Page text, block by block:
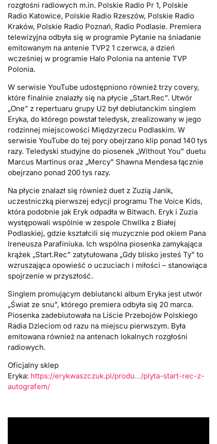
rozgłośni radiowych m.in. Polskie Radio Pr 1, Polskie
Radio Katowice, Polskie Radio Rzeszów, Polskie Radio
Kraków, Polskie Radio Poznań, Radio Podlasie. Premiera
telewizyjna odbyła się w programie Pytanie na śniadanie
emitowanym na antenie TVP2 1 czerwca, a dzień
wcześniej w programie Halo Polonia na antenie TVP
Polonia.
W serwisie YouTube udostępniono również trzy covery,
które finalnie znalazły się na płycie „Start.Rec”. Utwór
„One” z repertuaru grupy U2 był debiutanckim singlem
Eryka, do którego powstał teledysk, zrealizowany w jego
rodzinnej miejscowości Międzyrzecu Podlaskim. W
serwisie YouTube do tej pory obejrzano klip ponad 140 tys
razy. Teledyski studyjne do piosenek „Without You” duetu
Marcus Martinus oraz „Mercy” Shawna Mendesa łącznie
obejrzano ponad 200 tys razy.
Na płycie znalazł się również duet z Zuzią Janik,
uczestniczką pierwszej edycji programu The Voice Kids,
która podobnie jak Eryk odpadła w Bitwach. Eryk i Zuzia
występowali wspólnie w zespole Chwilka z Białej
Podlaskiej, gdzie kształcili się muzycznie pod okiem Pana
Ireneusza Parafiniuka. Ich wspólna piosenka zamykająca
krążek „Start.Rec” zatytułowana „Gdy blisko jesteś Ty” to
wzruszająca opowieść o uczuciach i miłości – stanowiąca
spojrzenie w przyszłość.
Singlem promującym debiutancki album Eryka jest utwór
„Świat ze snu”, którego premiera odbyła się 20 marca.
Piosenka zadebiutowała na Liście Przebojów Polskiego
Radia Dzieciom od razu na miejscu pierwszym. Była
emitowana również na antenach lokalnych rozgłośni
radiowych.
Oficjalny sklep
Eryka: https://erykwaszczuk.pl/produ…/plyta-start-rec-z-
autografem/